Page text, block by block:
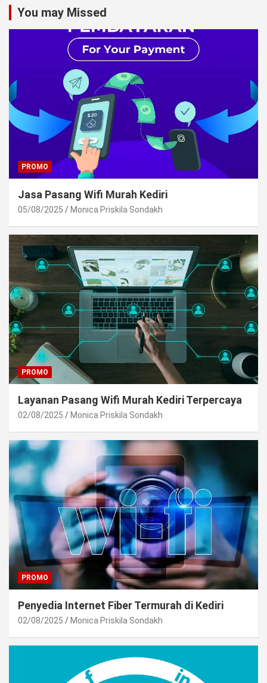
You may Missed
PROMO
Jasa Pasang Wifi Murah Kediri
05/08/2025 Monica Priskila Sondakh
PROMO
Layanan Pasang Wifi Murah Kediri Terpercaya
02/08/2025 Monica Priskila Sondakh
PROMO
Penyedia Internet Fiber Termurah di Kediri
02/08/2025 Monica Priskila Sondakh